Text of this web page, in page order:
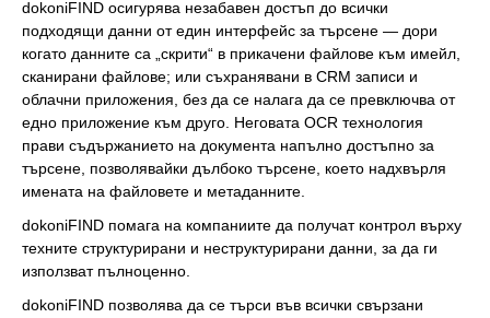
dokoniFIND осигурява незабавен достъп до всички
подходящи данни от един интерфейс за търсене — дори
когато данните са „скрити“ в прикачени файлове към имейл,
сканирани файлове; или съхранявани в CRM записи и
облачни приложения, без да се налага да се превключва от
едно приложение към друго. Неговата OCR технология
прави съдържанието на документа напълно достъпно за
търсене, позволявайки дълбоко търсене, което надхвърля
имената на файловете и метаданните.
dokoniFIND помага на компаниите да получат контрол върху
техните структурирани и неструктурирани данни, за да ги
използват пълноценно.
dokoniFIND позволява да се търси във всички свързани